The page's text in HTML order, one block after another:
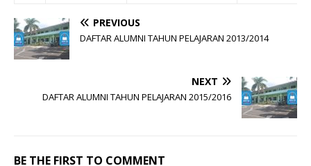
PREVIOUS
DAFTAR ALUMNI TAHUN PELAJARAN 2013/2014
NEXT
DAFTAR ALUMNI TAHUN PELAJARAN 2015/2016
BE THE FIRST TO COMMENT